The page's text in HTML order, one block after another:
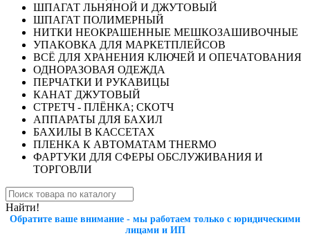
ШПАГАТ ЛЬНЯНОЙ И ДЖУТОВЫЙ
ШПАГАТ ПОЛИМЕРНЫЙ
НИТКИ НЕОКРАШЕННЫЕ МЕШКОЗАШИВОЧНЫЕ
УПАКОВКА ДЛЯ МАРКЕТПЛЕЙСОВ
ВСЁ ДЛЯ ХРАНЕНИЯ КЛЮЧЕЙ И ОПЕЧАТОВАНИЯ
ОДНОРАЗОВАЯ ОДЕЖДА
ПЕРЧАТКИ И РУКАВИЦЫ
КАНАТ ДЖУТОВЫЙ
СТРЕТЧ - ПЛЁНКА; СКОТЧ
АППАРАТЫ ДЛЯ БАХИЛ
БАХИЛЫ В КАССЕТАХ
ПЛЕНКА К АВТОМАТАМ THERMO
ФАРТУКИ ДЛЯ СФЕРЫ ОБСЛУЖИВАНИЯ И
ТОРГОВЛИ
Найти!
Обратите ваше внимание - мы работаем только с юридическими
лицами и ИП